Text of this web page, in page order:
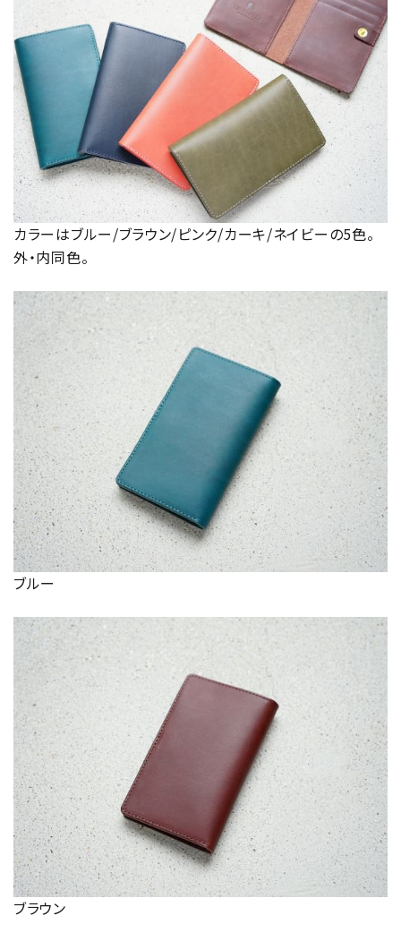
カラーはブルー/ブラウン/ピンク/カーキ/ネイビーの5色。
外・内同色。
ブルー
ブラウン